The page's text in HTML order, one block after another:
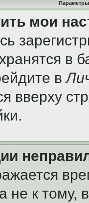
Параметры
мои
в
в
вверху
не к тому,